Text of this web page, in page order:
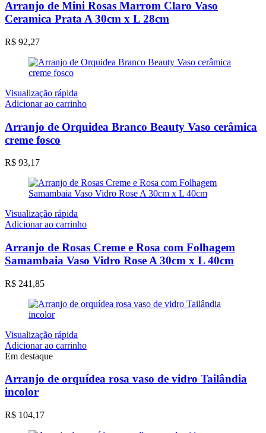
Arranjo de Mini Rosas Marrom Claro Vaso
Ceramica Prata A 30cm x L 28cm
R$ 92,27
Visualização rápida
Adicionar ao carrinho
Arranjo de Orquidea Branco Beauty Vaso cerâmica
creme fosco
R$ 93,17
Visualização rápida
Adicionar ao carrinho
Arranjo de Rosas Creme e Rosa com Folhagem
Samambaia Vaso Vidro Rose A 30cm x L 40cm
R$ 241,85
Visualização rápida
Adicionar ao carrinho
Em destaque
Arranjo de orquídea rosa vaso de vidro Tailândia
incolor
R$ 104,17